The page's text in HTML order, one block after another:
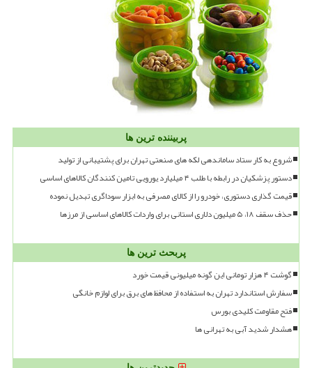
پربیننده ترین ها
شروع به کار ستاد ساماندهی لکه های صنعتی تهران برای پشتیبانی از تولید
دستور پزشکیان در رابطه با طلب ۴ میلیارد یورویی تامین کنندگان کالاهای اساسی
قیمت گذاری دستوری، خودرو را از کالای مصرفی به ابزار سوداگری تبدیل نموده
حذف سقف ۱۸، ۵ میلیون دلاری استانی برای واردات کالاهای اساسی از مرزها
پربحث ترین ها
گوشت ۴ هزار تومانی این گونه میلیونی قیمت خورد
سفارش استاندارد تهران به استفاده از محافظ های برق برای لوازم خانگی
فتح مقاومت کلیدی بورس
هشدار شدید آبی به تهرانی ها